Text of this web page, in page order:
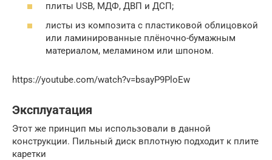
плиты USB, МДФ, ДВП и ДСП;
листы из композита с пластиковой облицовкой
или ламинированные плёночно-бумажным
материалом, меламином или шпоном.
https://youtube.com/watch?v=bsayP9PloEw
Эксплуатация
Этот же принцип мы использовали в данной
конструкции. Пильный диск вплотную подходит к плите
каретки